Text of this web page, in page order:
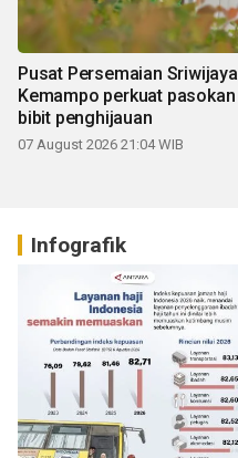
Pusat Persemaian Sriwijaya
Kemampo perkuat pasokan
bibit penghijauan
07 August 2026 21:04 WIB
Infografik